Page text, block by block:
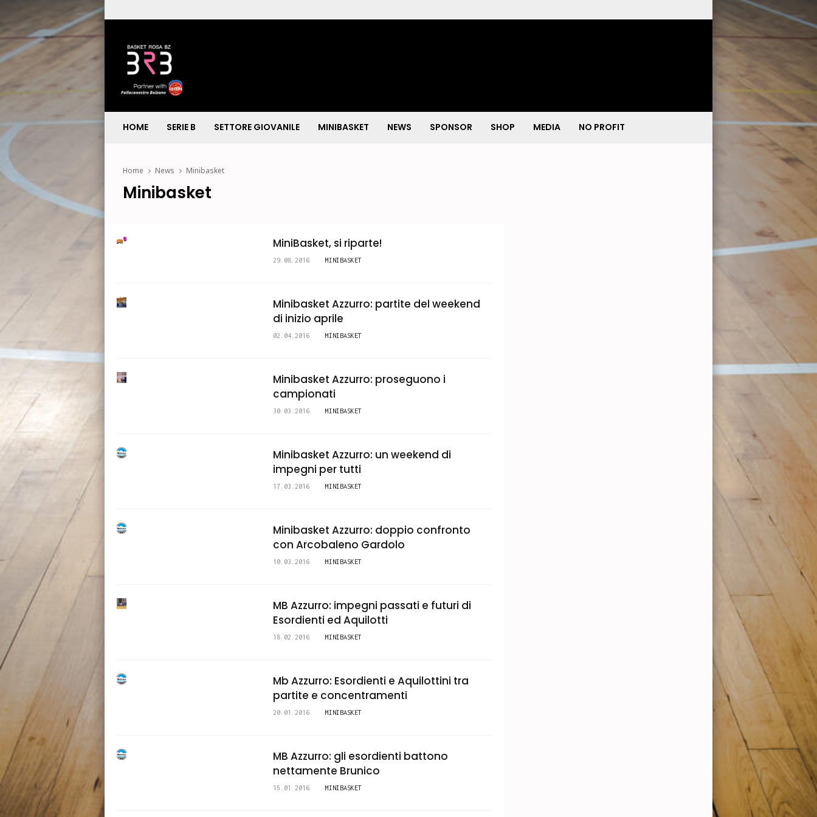
HOME SERIE B SETTORE GIOVANILE MINIBASKET NEWS SPONSOR SHOP MEDIA NO PROFIT
Home News Minibasket
Minibasket
MiniBasket, si riparte!
29.08.2016 MINIBASKET
Minibasket Azzurro: partite del weekend
di inizio aprile
02.04.2016 MINIBASKET
Minibasket Azzurro: proseguono i
campionati
30.03.2016 MINIBASKET
Minibasket Azzurro: un weekend di
impegni per tutti
17.03.2016 MINIBASKET
Minibasket Azzurro: doppio confronto
con Arcobaleno Gardolo
10.03.2016 MINIBASKET
MB Azzurro: impegni passati e futuri di
Esordienti ed Aquilotti
18.02.2016 MINIBASKET
Mb Azzurro: Esordienti e Aquilottini tra
partite e concentramenti
20.01.2016 MINIBASKET
MB Azzurro: gli esordienti battono
nettamente Brunico
15.01.2016 MINIBASKET